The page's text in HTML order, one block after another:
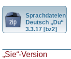
Sprachdateien
Deutsch „Du“
3.3.17 [bz2]
„Sie“-Version